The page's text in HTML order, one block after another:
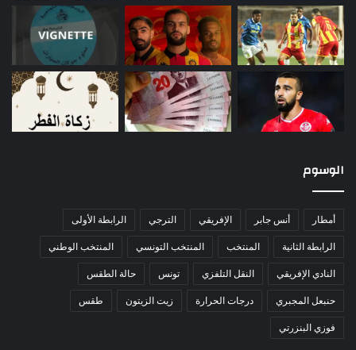
الوسوم
أمطار أنس جابر الإفريقي الترجي الرابطة الأولى
الرابطة الثانية المنتخب المنتخب التونسي المنتخب الوطني
النادي الإفريقي النقل التلفزي تونس حالة الطقس
حنبعل المجبري درجات الحرارة زيت الزيتون طقس
فوزي البنزرتي